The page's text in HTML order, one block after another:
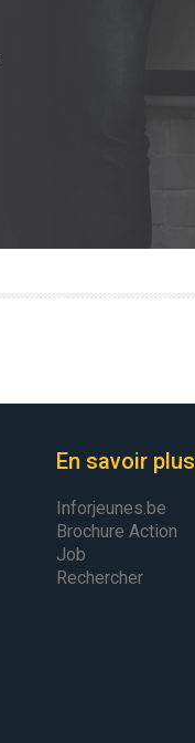
En savoir plus
Inforjeunes.be
Brochure Action
Job
Rechercher